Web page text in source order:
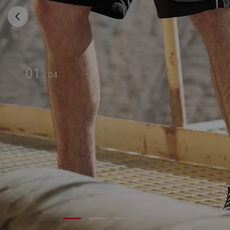
01 / 04